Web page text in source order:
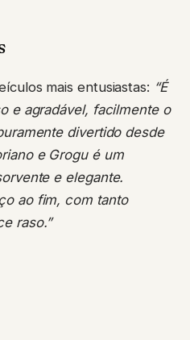
mais entusiastas: “É
e agradável, facilmente o
divertido desde
e Grogu é um
e elegante.
ao fim, com tanto
raso.”